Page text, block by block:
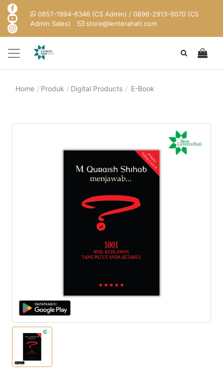
0857-1994-8346 (CS Admin) / 0896-2913-6070 (CS
Admin Sales)
store@lenterahati.com
Home Produk Digital Products E-Book